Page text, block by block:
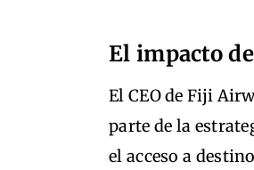
El impacto
El CEO de Fiji
parte de la
el acceso a